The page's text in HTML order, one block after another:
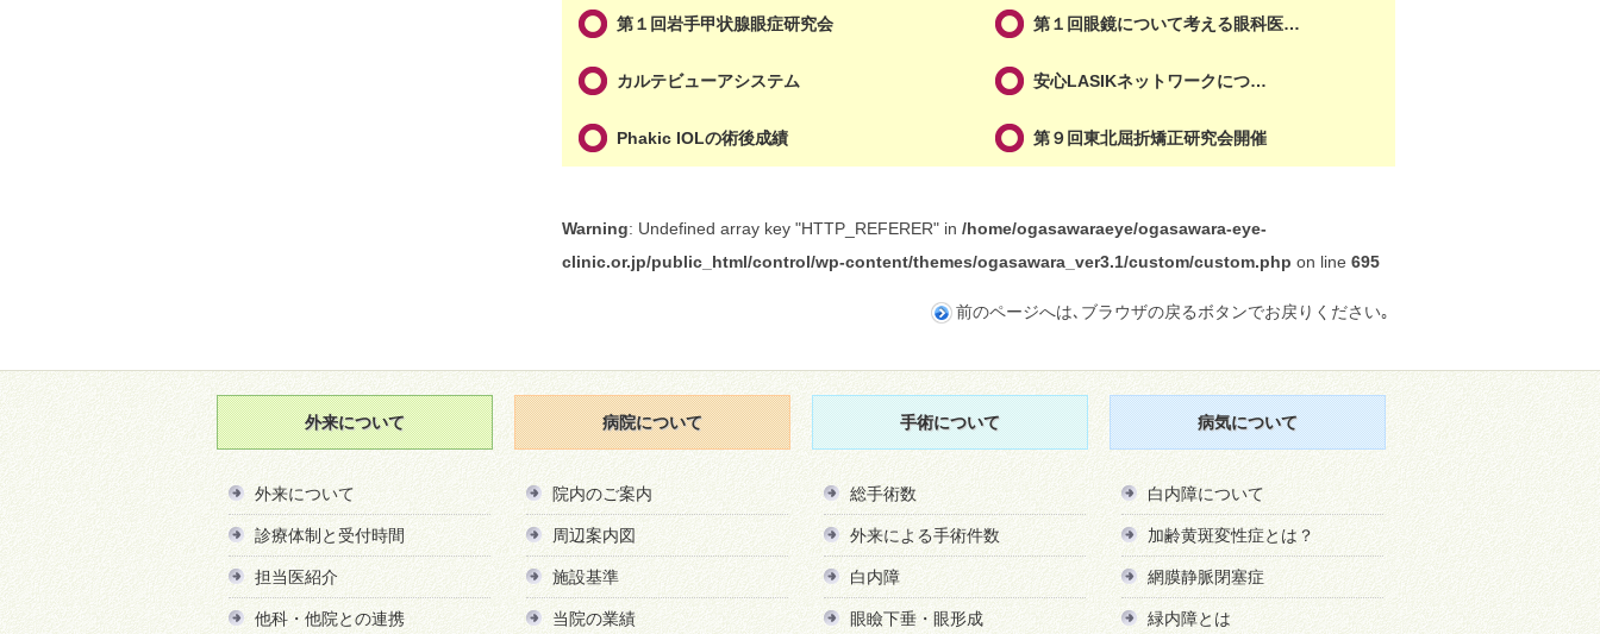
第１回岩手甲状腺眼症研究会 第１回眼鏡について考える眼科医…
カルテビューアシステム 安心LASIKネットワークにつ…
Phakic IOLの術後成績 第９回東北屈折矯正研究会開催
Warning: Undefined array key "HTTP_REFERER" in /home/ogasawaraeye/ogasawara-eye-
clinic.or.jp/public_html/control/wp-content/themes/ogasawara_ver3.1/custom/custom.php on line 695
前のページへは､ブラウザの戻るボタンでお戻りください｡
外来について
外来について
診療体制と受付時間
担当医紹介
他科・他院との連携
病院について
院内のご案内
周辺案内図
施設基準
当院の業績
手術について
総手術数
外来による手術件数
白内障
眼瞼下垂・眼形成
病気について
白内障について
加齢黄斑変性症とは？
網膜静脈閉塞症
緑内障とは